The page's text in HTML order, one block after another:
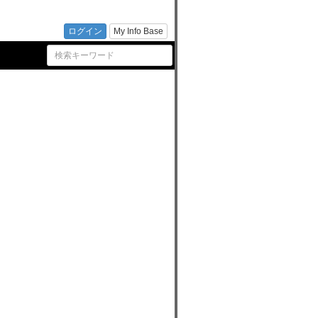
ログイン My Info Base
動